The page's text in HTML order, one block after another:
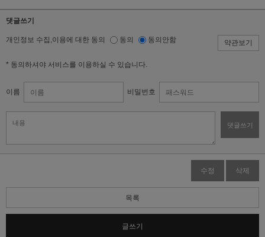
댓글쓰기
개인정보 수집,이용에 대한 동의 동의 동의안함 약관보기
* 동의하셔야 서비스를 이용하실 수 있습니다.
이름 비밀번호
댓글쓰기
수정 삭제
목록
글쓰기